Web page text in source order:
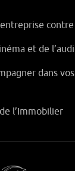
contre
et de
dans
l’Immobilier